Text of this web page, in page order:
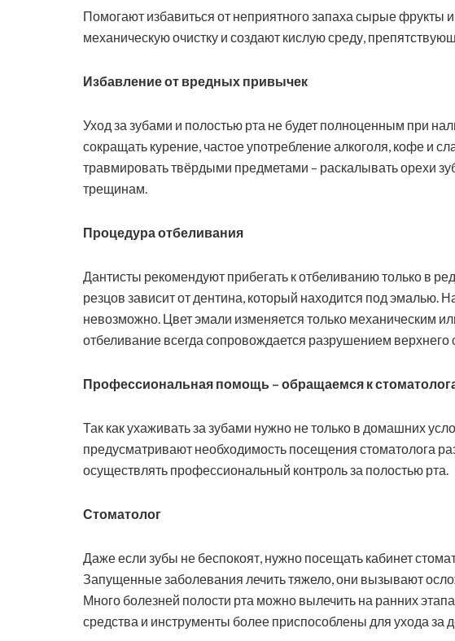
Помогают избавиться от неприятного запаха сырые фрукты
механическую очистку и создают кислую среду,
Избавление от вредных привычек
Уход за зубами и полостью рта не будет полноценным при
сокращать курение, частое употребление алкоголя, кофе и
травмировать твёрдыми предметами – раскалывать орехи
трещинам.
Процедура отбеливания
Дантисты рекомендуют прибегать к отбеливанию только в
резцов зависит от дентина, который находится под эмалью.
невозможно. Цвет эмали изменяется только механическим
отбеливание всегда сопровождается разрушением верхнего
Профессиональная помощь – обращаемся к
Так как ухаживать за зубами нужно не только в домашних
предусматривают необходимость посещения стоматолога
осуществлять профессиональный контроль за полостью рта.
Стоматолог
Даже если зубы не беспокоят, нужно посещать кабинет
Запущенные заболевания лечить тяжело, они вызывают
Много болезней полости рта можно вылечить на ранних
средства и инструменты более приспособлены для ухода за